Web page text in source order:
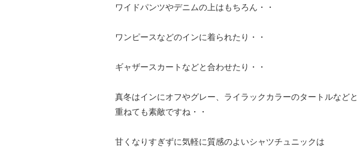
ワイドパンツやデニムの上はもちろん・・
ワンピースなどのインに着られたり・・
ギャザースカートなどと合わせたり・・
真冬はインにオフやグレー、ライラックカラーのタートルなどと
重ねても素敵ですね・・
甘くなりすぎずに気軽に質感のよいシャツチュニックは